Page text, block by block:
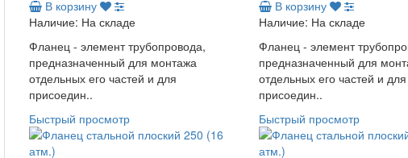
В корзину
Наличие: На складе
Фланец - элемент трубопровода,
предназначенный для монтажа
отдельных его частей и для
присоедин..
В корзину
Наличие: На складе
Фланец - элемент
предназначенный для
отдельных его частей и для
присоедин..
Быстрый просмотр
Быстрый просмотр